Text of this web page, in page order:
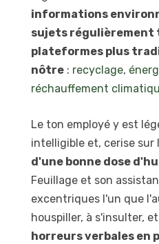
informations
sujets régulièrement
plateformes plus
nôtre : recyclage,
réchauffement
Le ton employé y est
intelligible et, cerise sur
d'une bonne dose
Feuillage et son
excentriques l'un que
houspiller, à s'insulter,
horreurs verbales en